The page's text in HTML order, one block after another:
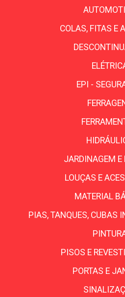
COLAS, FITAS E
EPI -
JARDINAGEM
LOUÇAS E
MATERIAL
PIAS, TANQUES, CUBAS
PISOS E
PORTAS E